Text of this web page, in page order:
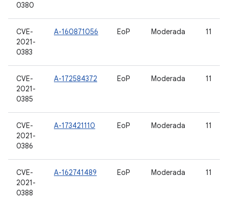
0380
CVE-
2021-
0383
A-160871056 EoP Moderada 11
CVE-
2021-
0385
A-172584372 EoP Moderada 11
CVE-
2021-
0386
A-173421110 EoP Moderada 11
CVE-
2021-
0388
A-162741489 EoP Moderada 11